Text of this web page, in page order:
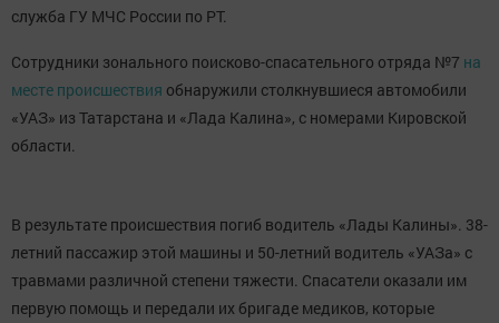
служба ГУ МЧС России по РТ.
Сотрудники зонального поисково-спасательного отряда №7 на
месте происшествия обнаружили столкнувшиеся автомобили
«УАЗ» из Татарстана и «Лада Калина», с номерами Кировской
области.
В результате происшествия погиб водитель «Лады Калины». 38-
летний пассажир этой машины и 50-летний водитель «УАЗа» с
травмами различной степени тяжести. Спасатели оказали им
первую помощь и передали их бригаде медиков, которые